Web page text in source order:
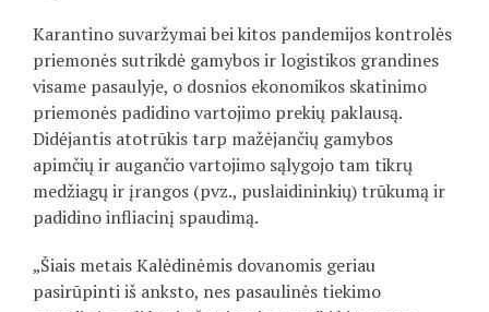
Karantino suvaržymai bei kitos pandemijos kontrolės
priemonės sutrikdė gamybos ir logistikos grandines
visame pasaulyje, o dosnios ekonomikos skatinimo
priemonės padidino vartojimo prekių paklausą.
Didėjantis atotrūkis tarp mažėjančių gamybos
apimčių ir augančio vartojimo sąlygojo tam tikrų
medžiagų ir įrangos (pvz., puslaidininkių) trūkumą ir
padidino infliacinį spaudimą.
„Šiais metais Kalėdinėmis dovanomis geriau
pasirūpinti iš anksto, nes pasaulinės tiekimo